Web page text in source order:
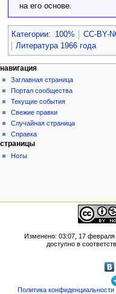
на его основе.
Категории: 100% CC-BY-
Литература 1966 года
навигация
Заглавная страница
Портал сообщества
Текущие события
Свежие правки
Случайная страница
Справка
страницы
Ноты
Изменено: 03:07, 17 февраля
доступно в
Политика конфиденциальности